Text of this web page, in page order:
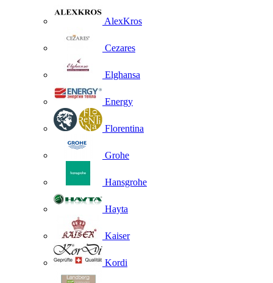
AlexKros
Cezares
Elghansa
Energy
Florentina
Grohe
Hansgrohe
Hayta
Kaiser
Kordi